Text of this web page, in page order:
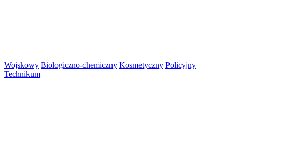
Wojskowy Biologiczno-chemiczny Kosmetyczny Policyjny
Technikum